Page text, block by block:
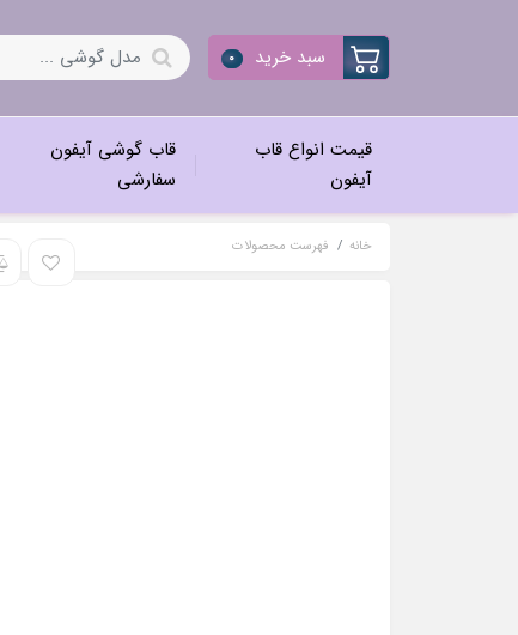
سبد خرید 0
قیمت انواع قاب
آیفون
قاب گوشی آیفون
سفارشی
خانه فهرست محصولات